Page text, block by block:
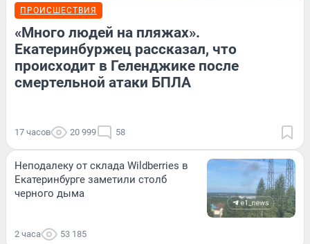
ПРОИСШЕСТВИЯ
«Много людей на пляжах».
Екатеринбуржец рассказал, что
происходит в Геленджике после
смертельной атаки БПЛА
17 часов 20 999 58
Неподалеку от склада Wildberries в
Екатеринбурге заметили столб
черного дыма
2 часа 53 185